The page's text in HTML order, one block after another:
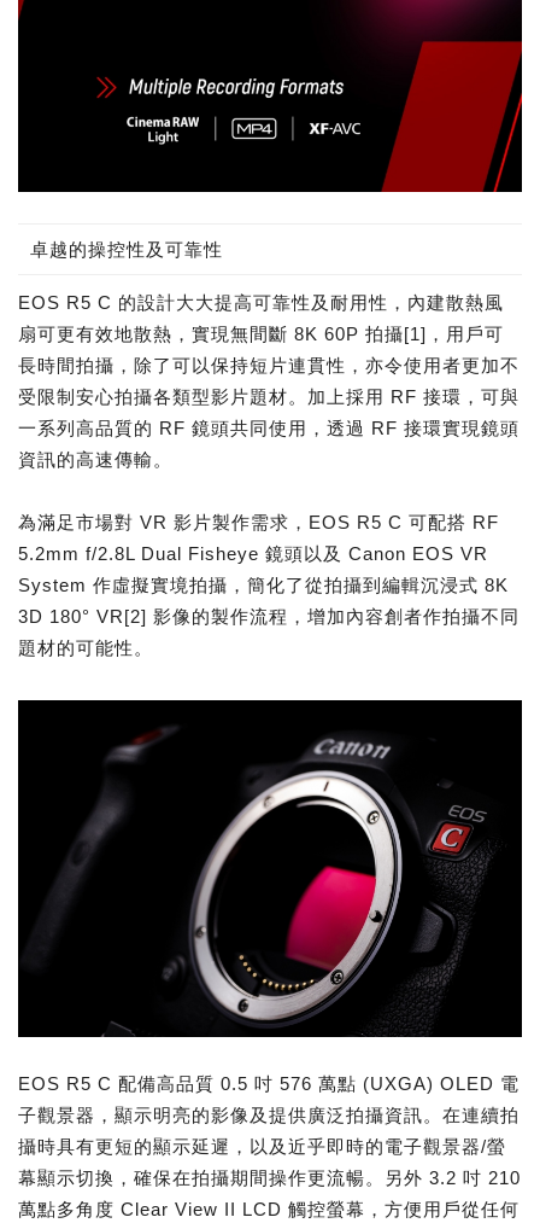
卓越的操控性及可靠性
EOS R5 C 的設計大大提高可靠性及耐用性，內建散熱風
扇可更有效地散熱，實現無間斷 8K 60P 拍攝[1]，用戶可
長時間拍攝，除了可以保持短片連貫性，亦令使用者更加不
受限制安心拍攝各類型影片題材。加上採用 RF 接環，可與
一系列高品質的 RF 鏡頭共同使用，透過 RF 接環實現鏡頭
資訊的高速傳輸。
為滿足市場對 VR 影片製作需求，EOS R5 C 可配搭 RF
5.2mm f/2.8L Dual Fisheye 鏡頭以及 Canon EOS VR
System 作虛擬實境拍攝，簡化了從拍攝到編輯沉浸式 8K
3D 180° VR[2] 影像的製作流程，增加內容創者作拍攝不同
題材的可能性。
EOS R5 C 配備高品質 0.5 吋 576 萬點 (UXGA) OLED 電
子觀景器，顯示明亮的影像及提供廣泛拍攝資訊。在連續拍
攝時具有更短的顯示延遲，以及近乎即時的電子觀景器/螢
幕顯示切換，確保在拍攝期間操作更流暢。另外 3.2 吋 210
萬點多角度 Clear View II LCD 觸控螢幕，方便用戶從任何